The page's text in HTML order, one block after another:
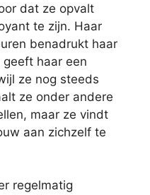
dat ze opvalt
te zijn. Haar
benadrukt haar
haar een
ze nog steeds
ze onder andere
maar ze vindt
aan zichzelf te
regelmatig